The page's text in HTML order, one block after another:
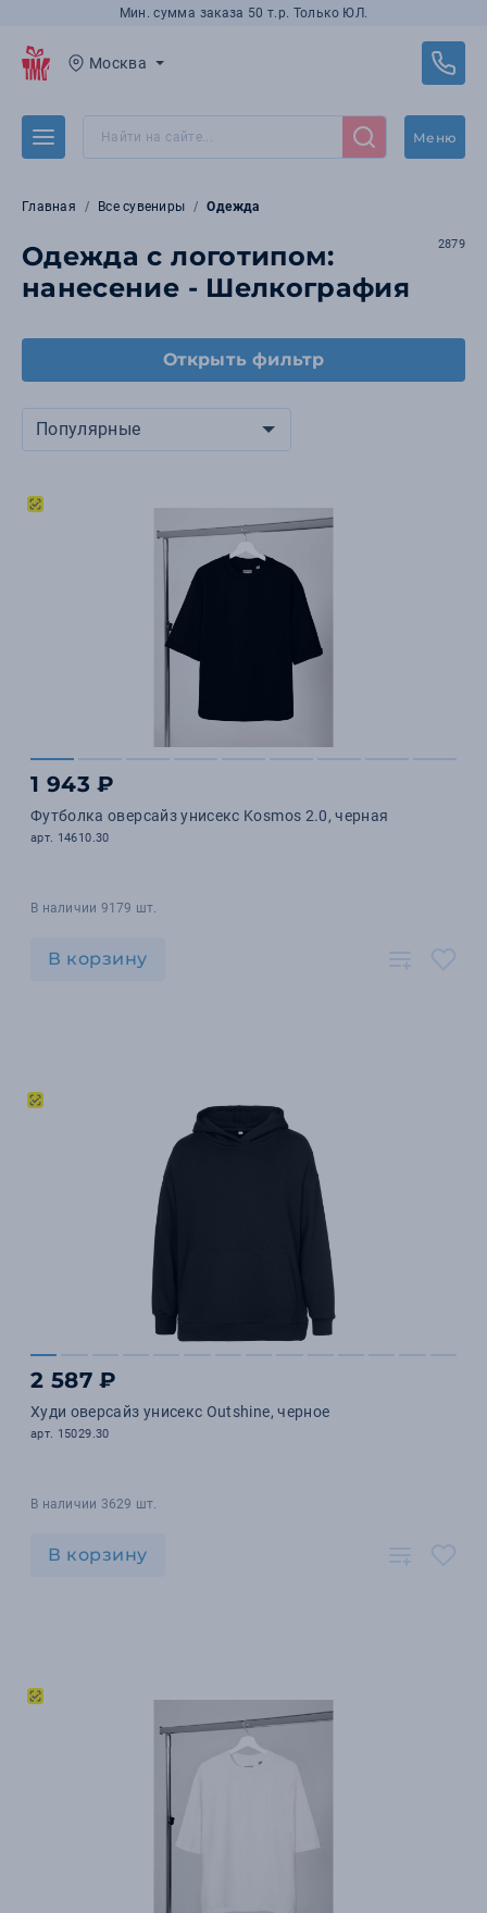
Мин. сумма заказа 50 т.р. Только ЮЛ.
Москва
Меню
Главная Все сувениры Одежда
Одежда с логотипом:
нанесение - Шелкография
2879
Открыть фильтр
Популярные
1 943 ₽
Футболка оверсайз унисекс Kosmos 2.0, черная
арт. 14610.30
В наличии 9179 шт.
В корзину
2 587 ₽
Худи оверсайз унисекс Outshine, черное
арт. 15029.30
В наличии 3629 шт.
В корзину